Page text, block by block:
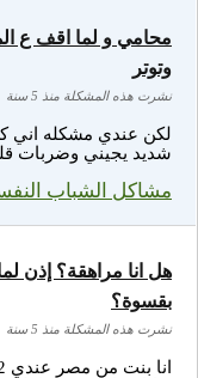
لكن عندي مشكله اني
شديد يجيني وضربات
مشاكل الشباب
محامي و لما اقف ع
وتوتر
نشرت هذه المشكلة منذ 5 سنة
هل انا مراهقة؟ إذن
بقسوة؟
نشرت هذه المشكلة منذ 5 سنة